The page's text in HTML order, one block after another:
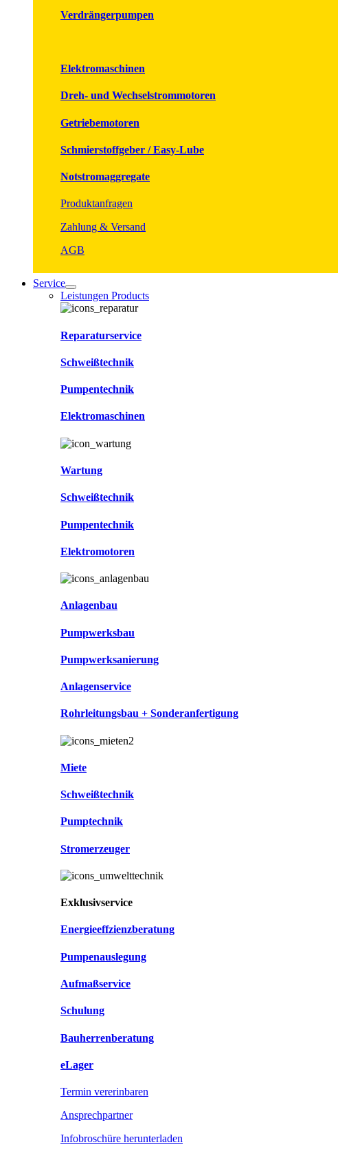
Verdrängerpumpen
Elektromaschinen
Dreh- und Wechselstrommotoren
Getriebemotoren
Schmierstoffgeber / Easy-Lube
Notstromaggregate
Produktanfragen
Zahlung & Versand
AGB
Service
Leistungen Products
Reparaturservice
Schweißtechnik
Pumpentechnik
Elektromaschinen
Wartung
Schweißtechnik
Pumpentechnik
Elektromotoren
Anlagenbau
Pumpwerksbau
Pumpwerksanierung
Anlagenservice
Rohrleitungsbau + Sonderanfertigung
Miete
Schweißtechnik
Pumptechnik
Stromerzeuger
Exklusivservice
Energieeffzienzberatung
Pumpenauslegung
Aufmaßservice
Schulung
Bauherrenberatung
eLager
Termin vererinbaren
Ansprechpartner
Infobroschüre herunterladen